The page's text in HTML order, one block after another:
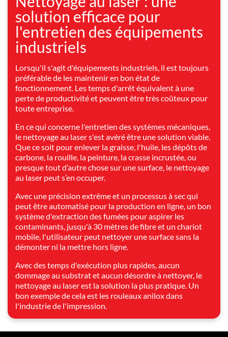
solution efficace pour
l'entretien des équipements
industriels
Lorsqu'il s'agit d'équipements industriels, il est toujours
préférable de les maintenir en bon état de
fonctionnement. Les temps d'arrêt équivalent à une
perte de productivité et peuvent être très coûteux pour
toute entreprise.
En ce qui concerne l'entretien des systèmes mécaniques,
le nettoyage au laser s'est avéré être une solution viable.
Que ce soit pour enlever la graisse, l'huile, les dépôts de
carbone, la rouille, la peinture, la crasse incrustée, ou
presque tout d’autre chose sur une surface, le nettoyage
au laser peut s’en occuper.
Avec une précision extrême et un processus à sec qui
peut être automatisé pour la production en ligne, un bon
système d'extraction des fumées pour aspirer les
contaminants, jusqu'à 30 mètres de fibre et un chariot
mobile, l'utilisateur peut nettoyer une surface sans la
démonter ni la mettre hors ligne.
Avec des temps d'exécution plus rapides, aucun
dommage au substrat et aucun désordre à nettoyer, le
nettoyage au laser est la solution la plus pratique. Un
bon exemple de cela est les rouleaux anilox dans
l'industrie de l'impression.